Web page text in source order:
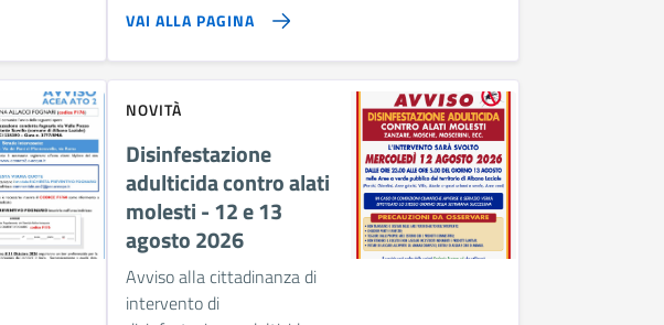
VAI ALLA PAGINA
NOVITÀ
Disinfestazione
adulticida contro alati
molesti - 12 e 13
agosto 2026
Avviso alla cittadinanza di
intervento di